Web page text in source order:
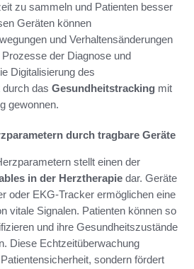
zu sammeln und Patienten besser
Geräten können
und Verhaltensänderungen
der Diagnose und
Digitalisierung des
das Gesundheitstracking mit
gewonnen.
durch tragbare Geräte
stellt einen der
in der Herztherapie dar. Geräte
oder EKG-Tracker ermöglichen eine
vitale Signalen. Patienten können so
und ihre Gesundheitszustände
Diese Echtzeitüberwachung
sondern fördert